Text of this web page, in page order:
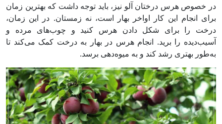
در خصوص هرس درختان آلو نیز، باید توجه داشت که بهترین زمان
برای انجام این کار اواخر بهار است، نه زمستان. در این زمان،
درخت را برای شکل دادن هرس کنید و چوب‌های مرده و
آسیب‌دیده را برید. انجام هرس در بهار به درخت کمک می‌کند تا
به‌طور بهتری رشد کند و به میوه‌دهی برسد.